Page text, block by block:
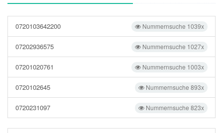
Nummernsuche 1039x
0720103642200
Nummernsuche 1027x
07202936575
Nummernsuche 1003x
07201020761
Nummernsuche 893x
0720102645
Nummernsuche 823x
0720231097